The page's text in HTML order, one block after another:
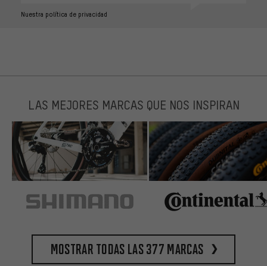
Nuestra política de privacidad
LAS MEJORES MARCAS QUE NOS INSPIRAN
Mostrar todas las 377 marcas